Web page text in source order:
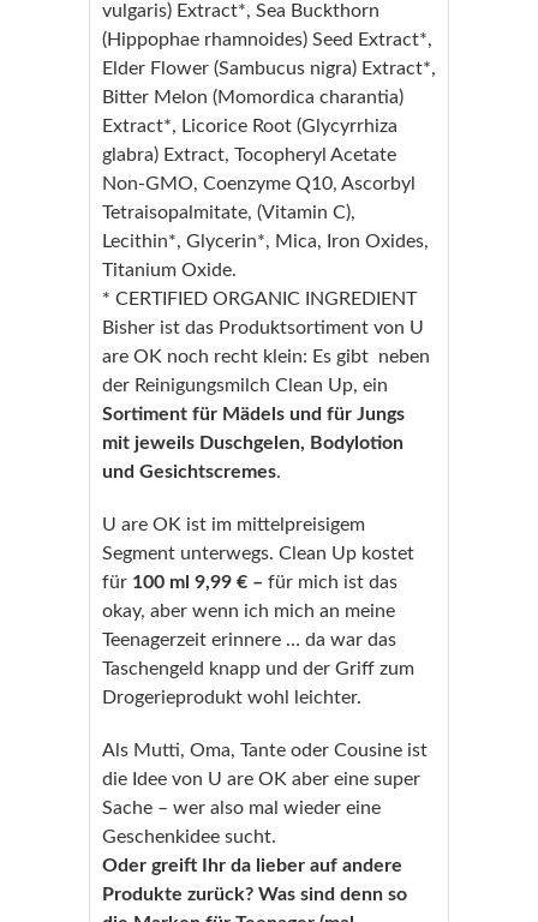
vulgaris) Extract*, Sea Buckthorn
(Hippophae rhamnoides) Seed Extract*,
Elder Flower (Sambucus nigra) Extract*,
Bitter Melon (Momordica charantia)
Extract*, Licorice Root (Glycyrrhiza
glabra) Extract, Tocopheryl Acetate
Non-GMO, Coenzyme Q10, Ascorbyl
Tetraisopalmitate, (Vitamin C),
Lecithin*, Glycerin*, Mica, Iron Oxides,
Titanium Oxide.
* CERTIFIED ORGANIC INGREDIENT
Bisher ist das Produktsortiment von U
are OK noch recht klein: Es gibt neben
der Reinigungsmilch Clean Up, ein
Sortiment für Mädels und für Jungs
mit jeweils Duschgelen, Bodylotion
und Gesichtscremes.
U are OK ist im mittelpreisigem
Segment unterwegs. Clean Up kostet
für 100 ml 9,99 € – für mich ist das
okay, aber wenn ich mich an meine
Teenagerzeit erinnere … da war das
Taschengeld knapp und der Griff zum
Drogerieprodukt wohl leichter.
Als Mutti, Oma, Tante oder Cousine ist
die Idee von U are OK aber eine super
Sache – wer also mal wieder eine
Geschenkidee sucht.
Oder greift Ihr da lieber auf andere
Produkte zurück? Was sind denn so